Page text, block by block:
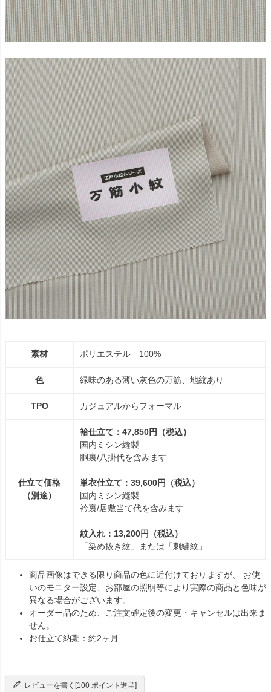
素材 ポリエステル 100%
色 緑味のある薄い灰色の万筋、地紋あり
TPO カジュアルからフォーマル
仕立て価格
（別途）
袷仕立て：47,850円（税込）
国内ミシン縫製
胴裏/八掛代を含みます
単衣仕立て：39,600円（税込）
国内ミシン縫製
衿裏/居敷当て代を含みます
紋入れ：13,200円（税込）
「染め抜き紋」または「刺繍紋」
商品画像はできる限り商品の色に近付けておりますが、 お使
いのモニター設定、お部屋の照明等により実際の商品と色味が
異なる場合がございます。
オーダー品のため、ご注文確定後の変更・キャンセルは出来ま
せん。
お仕立て納期：約2ヶ月
レビューを書く[100 ポイント進呈]